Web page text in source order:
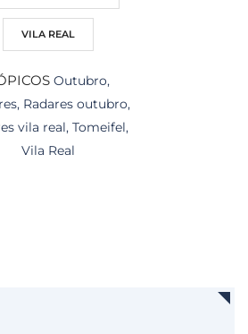
VILA REAL
Outubro,
, Radares outubro,
vila real, Tomeifel,
Vila Real